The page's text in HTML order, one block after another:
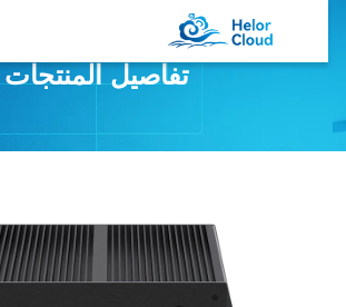
تفاصيل المنتجات